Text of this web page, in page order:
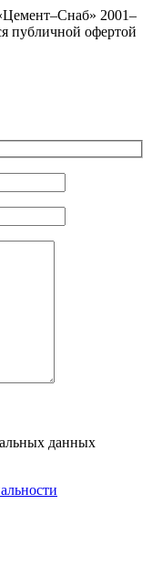
2001–
публичной офертой
данных